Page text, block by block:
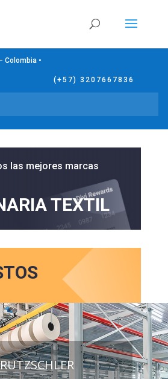
Colombia •
(+57) 3207667836
las mejores marcas
TEXTIL